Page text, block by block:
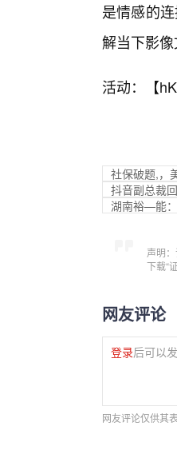
是情感的
解当下影
活动：【
社保破题,，
抖音副总裁
湖南裕—能
声明
下载“
网友评论
登录后可以
网友评论仅供其